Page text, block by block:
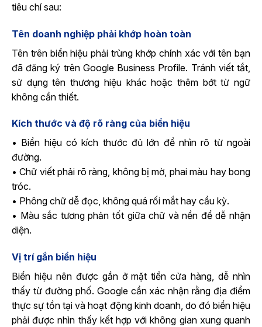
tiêu chí sau:
Tên doanh nghiệp phải khớp hoàn toàn
Tên trên biển hiệu phải trùng khớp chính xác với tên bạn
đã đăng ký trên Google Business Profile. Tránh viết tắt,
sử dụng tên thương hiệu khác hoặc thêm bớt từ ngữ
không cần thiết.
Kích thước và độ rõ ràng của biển hiệu
• Biển hiệu có kích thước đủ lớn để nhìn rõ từ ngoài
đường.
• Chữ viết phải rõ ràng, không bị mờ, phai màu hay bong
tróc.
• Phông chữ dễ đọc, không quá rối mắt hay cầu kỳ.
• Màu sắc tương phản tốt giữa chữ và nền để dễ nhận
diện.
Vị trí gắn biển hiệu
Biển hiệu nên được gắn ở mặt tiền cửa hàng, dễ nhìn
thấy từ đường phố. Google cần xác nhận rằng địa điểm
thực sự tồn tại và hoạt động kinh doanh, do đó biển hiệu
phải được nhìn thấy kết hợp với không gian xung quanh